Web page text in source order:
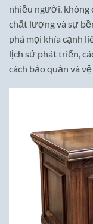
nhiều người, không
chất lượng và sự
phá mọi khía cạnh
lịch sử phát triển,
cách bảo quản và